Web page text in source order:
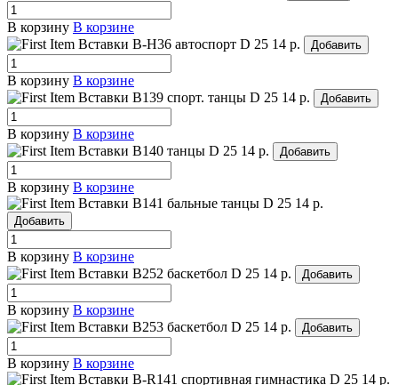
В корзину В корзине
Вставки B-H36 автоспорт D 25 14 р. Добавить
В корзину В корзине
Вставки B139 спорт. танцы D 25 14 р. Добавить
В корзину В корзине
Вставки B140 танцы D 25 14 р. Добавить
В корзину В корзине
Вставки B141 бальные танцы D 25 14 р.
Добавить
В корзину В корзине
Вставки B252 баскетбол D 25 14 р. Добавить
В корзину В корзине
Вставки B253 баскетбол D 25 14 р. Добавить
В корзину В корзине
Вставки B-R141 спортивная гимнастика D 25 14 р.